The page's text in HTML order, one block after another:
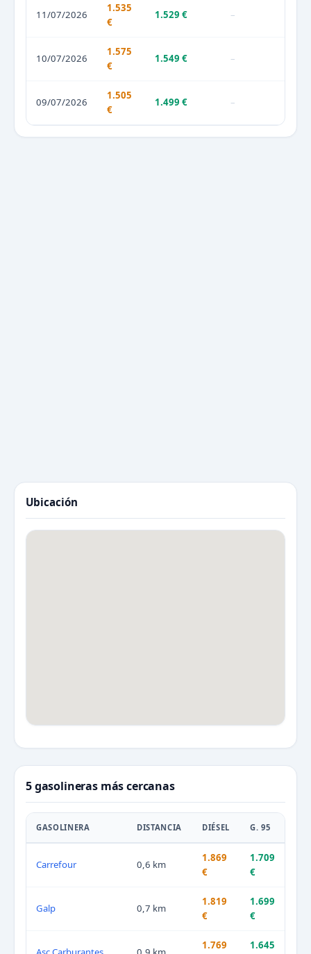
11/07/2026
1.535
€
1.529 € –
10/07/2026
1.575
€
1.549 € –
09/07/2026
1.505
€
1.499 € –
Ubicación
5 gasolineras más cercanas
GASOLINERA DISTANCIA DIÉSEL G. 95
Carrefour 0,6 km
1.869
€
1.709
€
Galp 0,7 km
1.819
€
1.699
€
1.769
1.645